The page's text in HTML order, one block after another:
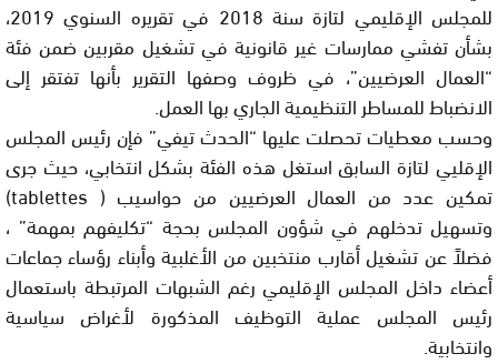
للمجلس الإقليمي لتازة سنة 2018 في تقريره السنوي 2019،
بشأن تفشي ممارسات غير قانونية في تشغيل مقربين ضمن فئة
“العمال العرضيين”، في ظروف وصفها التقرير بأنها تفتقر إلى
الانضباط للمساطر التنظيمية الجاري بها العمل.
وحسب معطيات تحصلت عليها “الحدث تيفي” فإن رئيس المجلس
الإقليي لتازة السابق استغل هذه الفئة بشكل انتخابي، حيث جرى
تمكين عدد من العمال العرضيين من حواسيب ( tablettes)
وتسهيل تدخلهم في شؤون المجلس بحجة “تكليفهم بمهمة” ،
فضلاً عن تشغيل أقارب منتخبين من الأغلبية وأبناء رؤساء جماعات
أعضاء داخل المجلس الإقليمي رغم الشبهات المرتبطة باستعمال
رئيس المجلس عملية التوظيف المذكورة لأغراض سياسية
وانتخابية.